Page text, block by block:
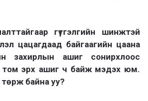
гүтгэлгийн шинжтэй
цацагдаад байгаагийн цаана
захирлын ашиг сонирхлоос
том эрх ашиг ч байж мэдэх юм.
байна уу?